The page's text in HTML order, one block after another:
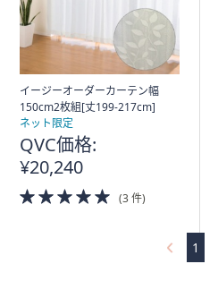
イージーオーダーカーテン幅
150cm2枚組[丈199-217cm]
ネット限定
QVC価格:
¥20,240
5.0
of
(3 件)
1